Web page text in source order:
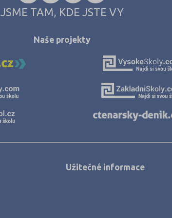
Chomutov (3)
Jeseník (1)
Jihlava (8)
Jindřichův
Karviná (5)
JSME TAM, KDE JSTE VY
Naše projekty
Užitečné informace